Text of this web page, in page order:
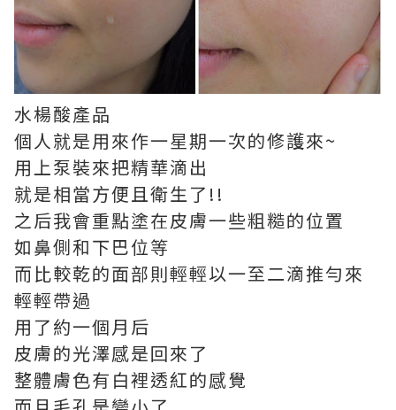
水楊酸產品
個人就是用來作一星期一次的修護來~
用上泵裝來把精華滴出
就是相當方便且衛生了!!
之后我會重點塗在皮膚一些粗糙的位置
如鼻側和下巴位等
而比較乾的面部則輕輕以一至二滴推勻來
輕輕帶過
用了約一個月后
皮膚的光澤感是回來了
整體膚色有白裡透紅的感覺